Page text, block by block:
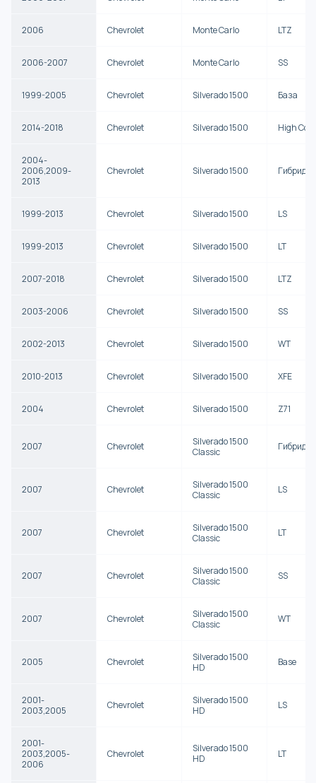
2006 Chevrolet Monte Carlo LTZ
2006-2007 Chevrolet Monte Carlo SS
1999-2005 Chevrolet Silverado 1500 База
2014-2018 Chevrolet Silverado 1500 High
2004-
2006,2009-
2013
Chevrolet Silverado 1500 Гибрид
1999-2013 Chevrolet Silverado 1500 LS
1999-2013 Chevrolet Silverado 1500 LT
2007-2018 Chevrolet Silverado 1500 LTZ
2003-2006 Chevrolet Silverado 1500 SS
2002-2013 Chevrolet Silverado 1500 WT
2010-2013 Chevrolet Silverado 1500 XFE
2004 Chevrolet Silverado 1500 Z71
2007 Chevrolet
Silverado 1500
Classic
Гибрид
2007 Chevrolet
Silverado 1500
Classic
LS
2007 Chevrolet
Silverado 1500
Classic
LT
2007 Chevrolet
Silverado 1500
Classic
SS
2007 Chevrolet
Silverado 1500
Classic
WT
2005 Chevrolet
Silverado 1500
HD
Base
2001-
2003,2005
Chevrolet
Silverado 1500
HD
LS
2001-
2003,2005-
2006
Chevrolet
Silverado 1500
HD
LT